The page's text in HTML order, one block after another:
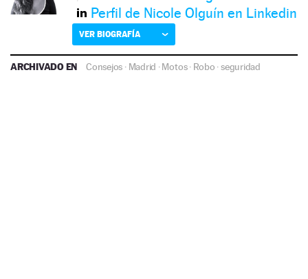
Perfil de Nicole Olguín en Linkedin
VER BIOGRAFÍA
ARCHIVADO EN Consejos · Madrid ·Motos· Robo ·seguridad